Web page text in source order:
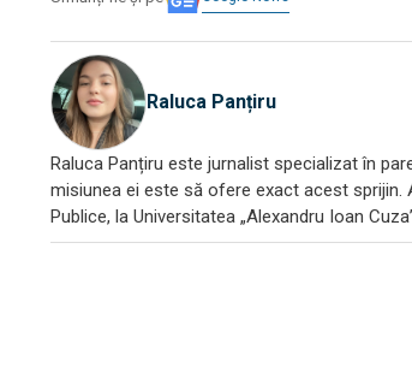
Raluca Panțiru
Raluca Panțiru este jurnalist specializat în
misiunea ei este să ofere exact acest sprijin.
Publice, la Universitatea „Alexandru Ioan